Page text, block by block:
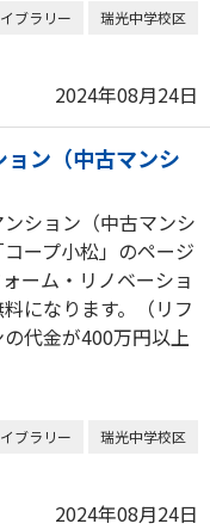
ブラリー
瑞光中学校区
2024年08月24日
ン（中古マンシ
ション（中古マンシ
ープ小松」のページ
ーム・リノベーショ
になります。（リフ
代金が400万円以上
ブラリー
瑞光中学校区
2024年08月24日